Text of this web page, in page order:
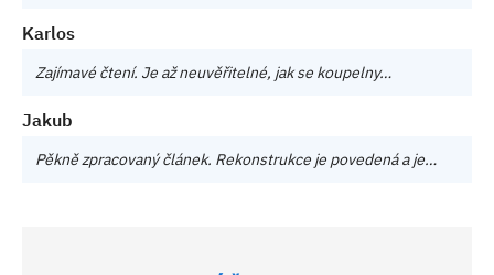
Karlos
Zajímavé čtení. Je až neuvěřitelné, jak se koupelny…
Jakub
Pěkně zpracovaný článek. Rekonstrukce je povedená a je…